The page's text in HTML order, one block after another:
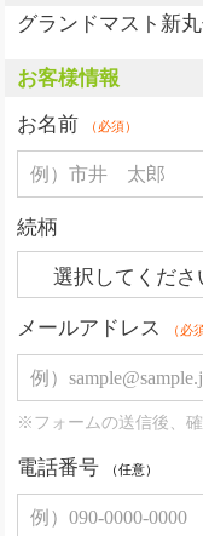
グランドマスト新
お客様情報
お名前
（必須）
続柄
メールアドレス （必
※フォームの送信後、
電話番号 （任意）